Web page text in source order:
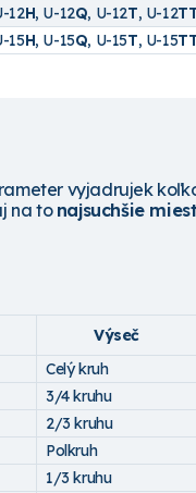
12H, U-12Q, U-12T, U-12
15H, U-15Q, U-15T, U-15
vyjadrujek
na tonajsuchšie
Výseč
Celý kruh
3/4 kruhu
2/3 kruhu
Polkruh
1/3 kruhu